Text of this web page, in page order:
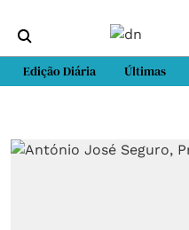
Edição Diária Últimas